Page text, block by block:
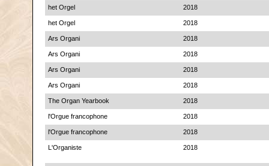
het Orgel 2018
het Orgel 2018
Ars Organi 2018
Ars Organi 2018
Ars Organi 2018
Ars Organi 2018
The Organ Yearbook 2018
l'Orgue francophone 2018
l'Orgue francophone 2018
L'Organiste 2018